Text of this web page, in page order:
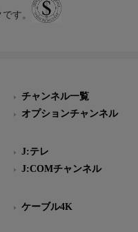
す。
チャンネル一覧
オプションチャンネル
J:テレ
J:COMチャンネル
ケーブル4K